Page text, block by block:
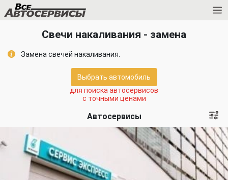
Свечи накаливания - замена
Замена свечей накаливания.
Выбрать автомобиль
для поиска автосервисов
с точными ценами
Автосервисы